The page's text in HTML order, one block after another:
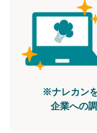
※ナレカン
企業への